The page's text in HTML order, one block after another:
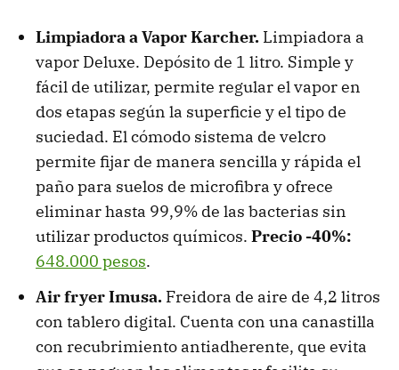
Limpiadora a Vapor Karcher. Limpiadora a
vapor Deluxe. Depósito de 1 litro. Simple y
fácil de utilizar, permite regular el vapor en
dos etapas según la superficie y el tipo de
suciedad. El cómodo sistema de velcro
permite fijar de manera sencilla y rápida el
paño para suelos de microfibra y ofrece
eliminar hasta 99,9% de las bacterias sin
utilizar productos químicos. Precio -40%:
648.000 pesos.
Air fryer Imusa. Freidora de aire de 4,2 litros
con tablero digital. Cuenta con una canastilla
con recubrimiento antiadherente, que evita